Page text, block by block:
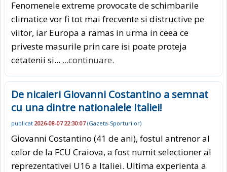
Fenomenele extreme provocate de schimbarile
climatice vor fi tot mai frecvente si distructive pe
viitor, iar Europa a ramas in urma in ceea ce
priveste masurile prin care isi poate proteja
cetatenii si... ...continuare.
De nicaieri Giovanni Costantino a semnat
cu una dintre nationalele Italiei!
publicat 2026-08-07 22:30:07(Gazeta-Sporturilor)
Giovanni Costantino (41 de ani), fostul antrenor al
celor de la FCU Craiova, a fost numit selectioner al
reprezentativei U16 a Italiei. Ultima experienta a